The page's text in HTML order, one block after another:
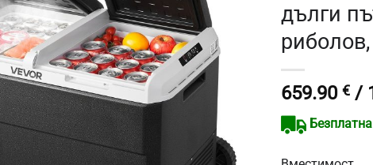
дълги
659.90 € /